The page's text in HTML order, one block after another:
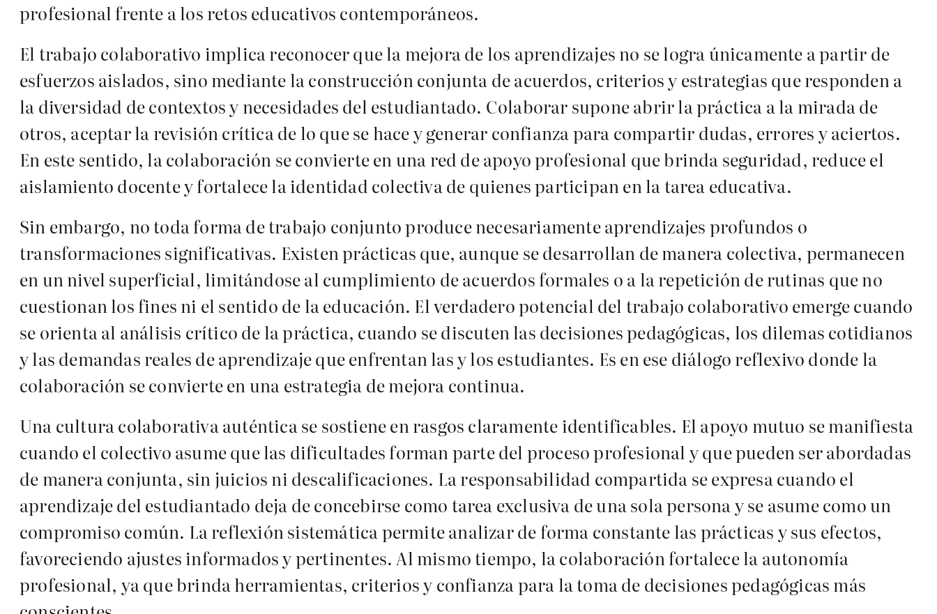
profesional frente a los retos educativos contemporáneos.
El trabajo colaborativo implica reconocer que la mejora de los aprendizajes no se logra únicamente a partir de
esfuerzos aislados, sino mediante la construcción conjunta de acuerdos, criterios y estrategias que responden a
la diversidad de contextos y necesidades del estudiantado. Colaborar supone abrir la práctica a la mirada de
otros, aceptar la revisión crítica de lo que se hace y generar confianza para compartir dudas, errores y aciertos.
En este sentido, la colaboración se convierte en una red de apoyo profesional que brinda seguridad, reduce el
aislamiento docente y fortalece la identidad colectiva de quienes participan en la tarea educativa.
Sin embargo, no toda forma de trabajo conjunto produce necesariamente aprendizajes profundos o
transformaciones significativas. Existen prácticas que, aunque se desarrollan de manera colectiva, permanecen
en un nivel superficial, limitándose al cumplimiento de acuerdos formales o a la repetición de rutinas que no
cuestionan los fines ni el sentido de la educación. El verdadero potencial del trabajo colaborativo emerge cuando
se orienta al análisis crítico de la práctica, cuando se discuten las decisiones pedagógicas, los dilemas cotidianos
y las demandas reales de aprendizaje que enfrentan las y los estudiantes. Es en ese diálogo reflexivo donde la
colaboración se convierte en una estrategia de mejora continua.
Una cultura colaborativa auténtica se sostiene en rasgos claramente identificables. El apoyo mutuo se manifiesta
cuando el colectivo asume que las dificultades forman parte del proceso profesional y que pueden ser abordadas
de manera conjunta, sin juicios ni descalificaciones. La responsabilidad compartida se expresa cuando el
aprendizaje del estudiantado deja de concebirse como tarea exclusiva de una sola persona y se asume como un
compromiso común. La reflexión sistemática permite analizar de forma constante las prácticas y sus efectos,
favoreciendo ajustes informados y pertinentes. Al mismo tiempo, la colaboración fortalece la autonomía
profesional, ya que brinda herramientas, criterios y confianza para la toma de decisiones pedagógicas más